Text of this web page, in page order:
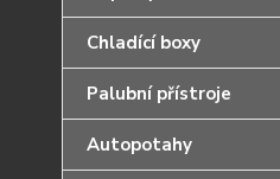
Chladící boxy
Palubní přístroje
Autopotahy